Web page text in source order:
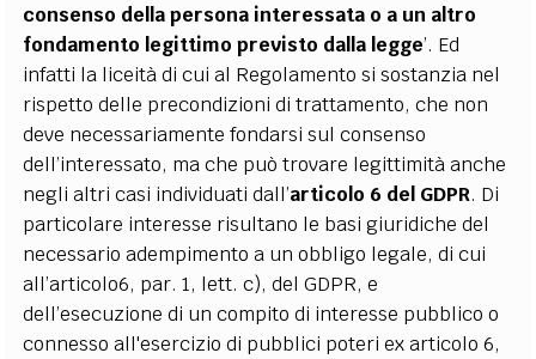
consenso della persona interessata o a un altro
fondamento legittimo previsto dalla legge’. Ed
infatti la liceità di cui al Regolamento si sostanzia nel
rispetto delle precondizioni di trattamento, che non
deve necessariamente fondarsi sul consenso
dell’interessato, ma che può trovare legittimità anche
negli altri casi individuati dall’articolo 6 del GDPR. Di
particolare interesse risultano le basi giuridiche del
necessario adempimento a un obbligo legale, di cui
all’articolo6, par. 1, lett. c), del GDPR, e
dell’esecuzione di un compito di interesse pubblico o
connesso all'esercizio di pubblici poteri ex articolo 6,